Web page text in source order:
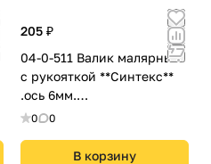
205 ₽
04-0-511 Валик малярный
с рукояткой **Синтекс**
.ось 6мм.
D40мм.240мм.красная
0 0
В корзину